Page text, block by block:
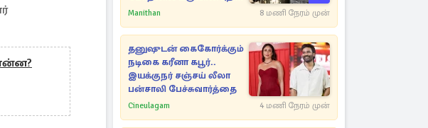
பள்ளம்!
Manithan 8 மணி நேரம் முன்
தனுஷுடன் கைகோர்க்கும்
நடிகை கரீனா கபூர்..
இயக்குநர் சஞ்சய் லீலா
பன்சாலி பேச்சுவார்த்தை
Cineulagam 4 மணி நேரம் முன்